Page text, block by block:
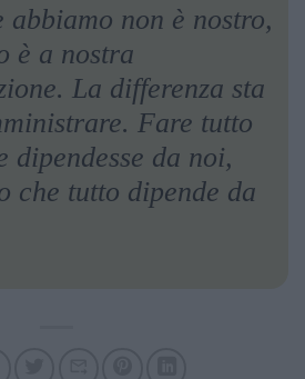
abbiamo non è nostro,
è a nostra
La differenza sta
Fare tutto
dipendesse da noi,
che tutto dipende da